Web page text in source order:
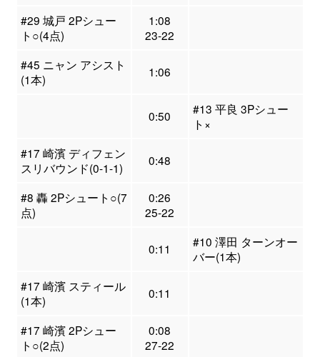
#29 城戸 2Pシュー
ト○(4点)
1:08
23-22
#45 ニャン アシスト
(1本)
1:06
0:50
#13 平良 3Pシュー
ト×
#17 崎濱 ディフェン
スリバウンド(0-1-1)
0:48
#8 轟 2Pシュート○(7
点)
0:26
25-22
0:11
#10 澤田 ターンオー
バー(1本)
#17 崎濱 スティール
(1本)
0:11
#17 崎濱 2Pシュー
ト○(2点)
0:08
27-22